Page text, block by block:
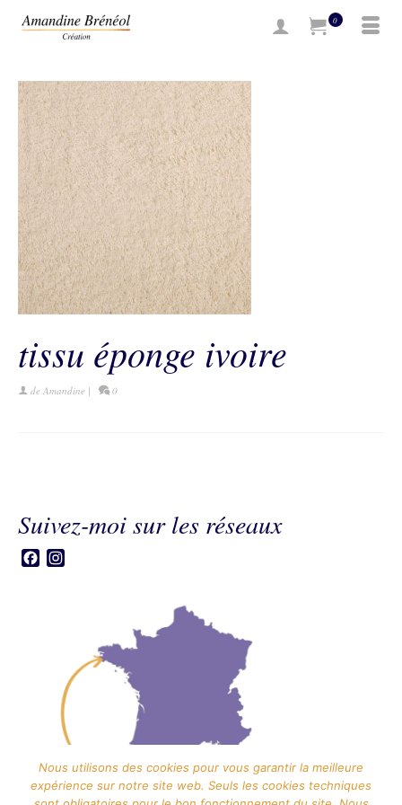
0
tissu éponge ivoire
de Amandine | 0
Suivez-moi sur les réseaux
Facebook
Nous utilisons des cookies pour vous garantir la meilleure
expérience sur notre site web. Seuls les cookies techniques